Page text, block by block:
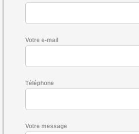
Votre e-mail
Téléphone
Votre message